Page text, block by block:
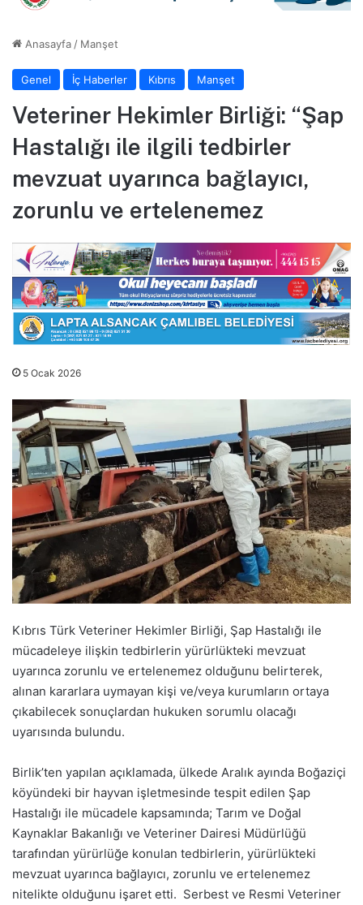
Anasayfa / Manşet
Genel İç Haberler Kıbrıs Manşet
Veteriner Hekimler Birliği: “Şap
Hastalığı ile ilgili tedbirler
mevzuat uyarınca bağlayıcı,
zorunlu ve ertelenemez
5 Ocak 2026
Kıbrıs Türk Veteriner Hekimler Birliği, Şap Hastalığı ile
mücadeleye ilişkin tedbirlerin yürürlükteki mevzuat
uyarınca zorunlu ve ertelenemez olduğunu belirterek,
alınan kararlara uymayan kişi ve/veya kurumların ortaya
çıkabilecek sonuçlardan hukuken sorumlu olacağı
uyarısında bulundu.
Birlik’ten yapılan açıklamada, ülkede Aralık ayında Boğaziçi
köyündeki bir hayvan işletmesinde tespit edilen Şap
Hastalığı ile mücadele kapsamında; Tarım ve Doğal
Kaynaklar Bakanlığı ve Veteriner Dairesi Müdürlüğü
tarafından yürürlüğe konulan tedbirlerin, yürürlükteki
mevzuat uyarınca bağlayıcı, zorunlu ve ertelenemez
nitelikte olduğunu işaret etti. Serbest ve Resmi Veteriner